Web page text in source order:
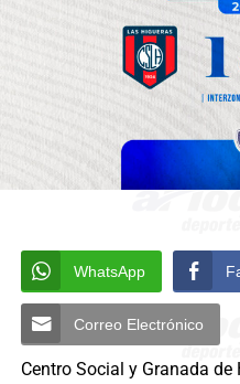
WhatsApp
Correo Electrónico
Centro Social y Granada